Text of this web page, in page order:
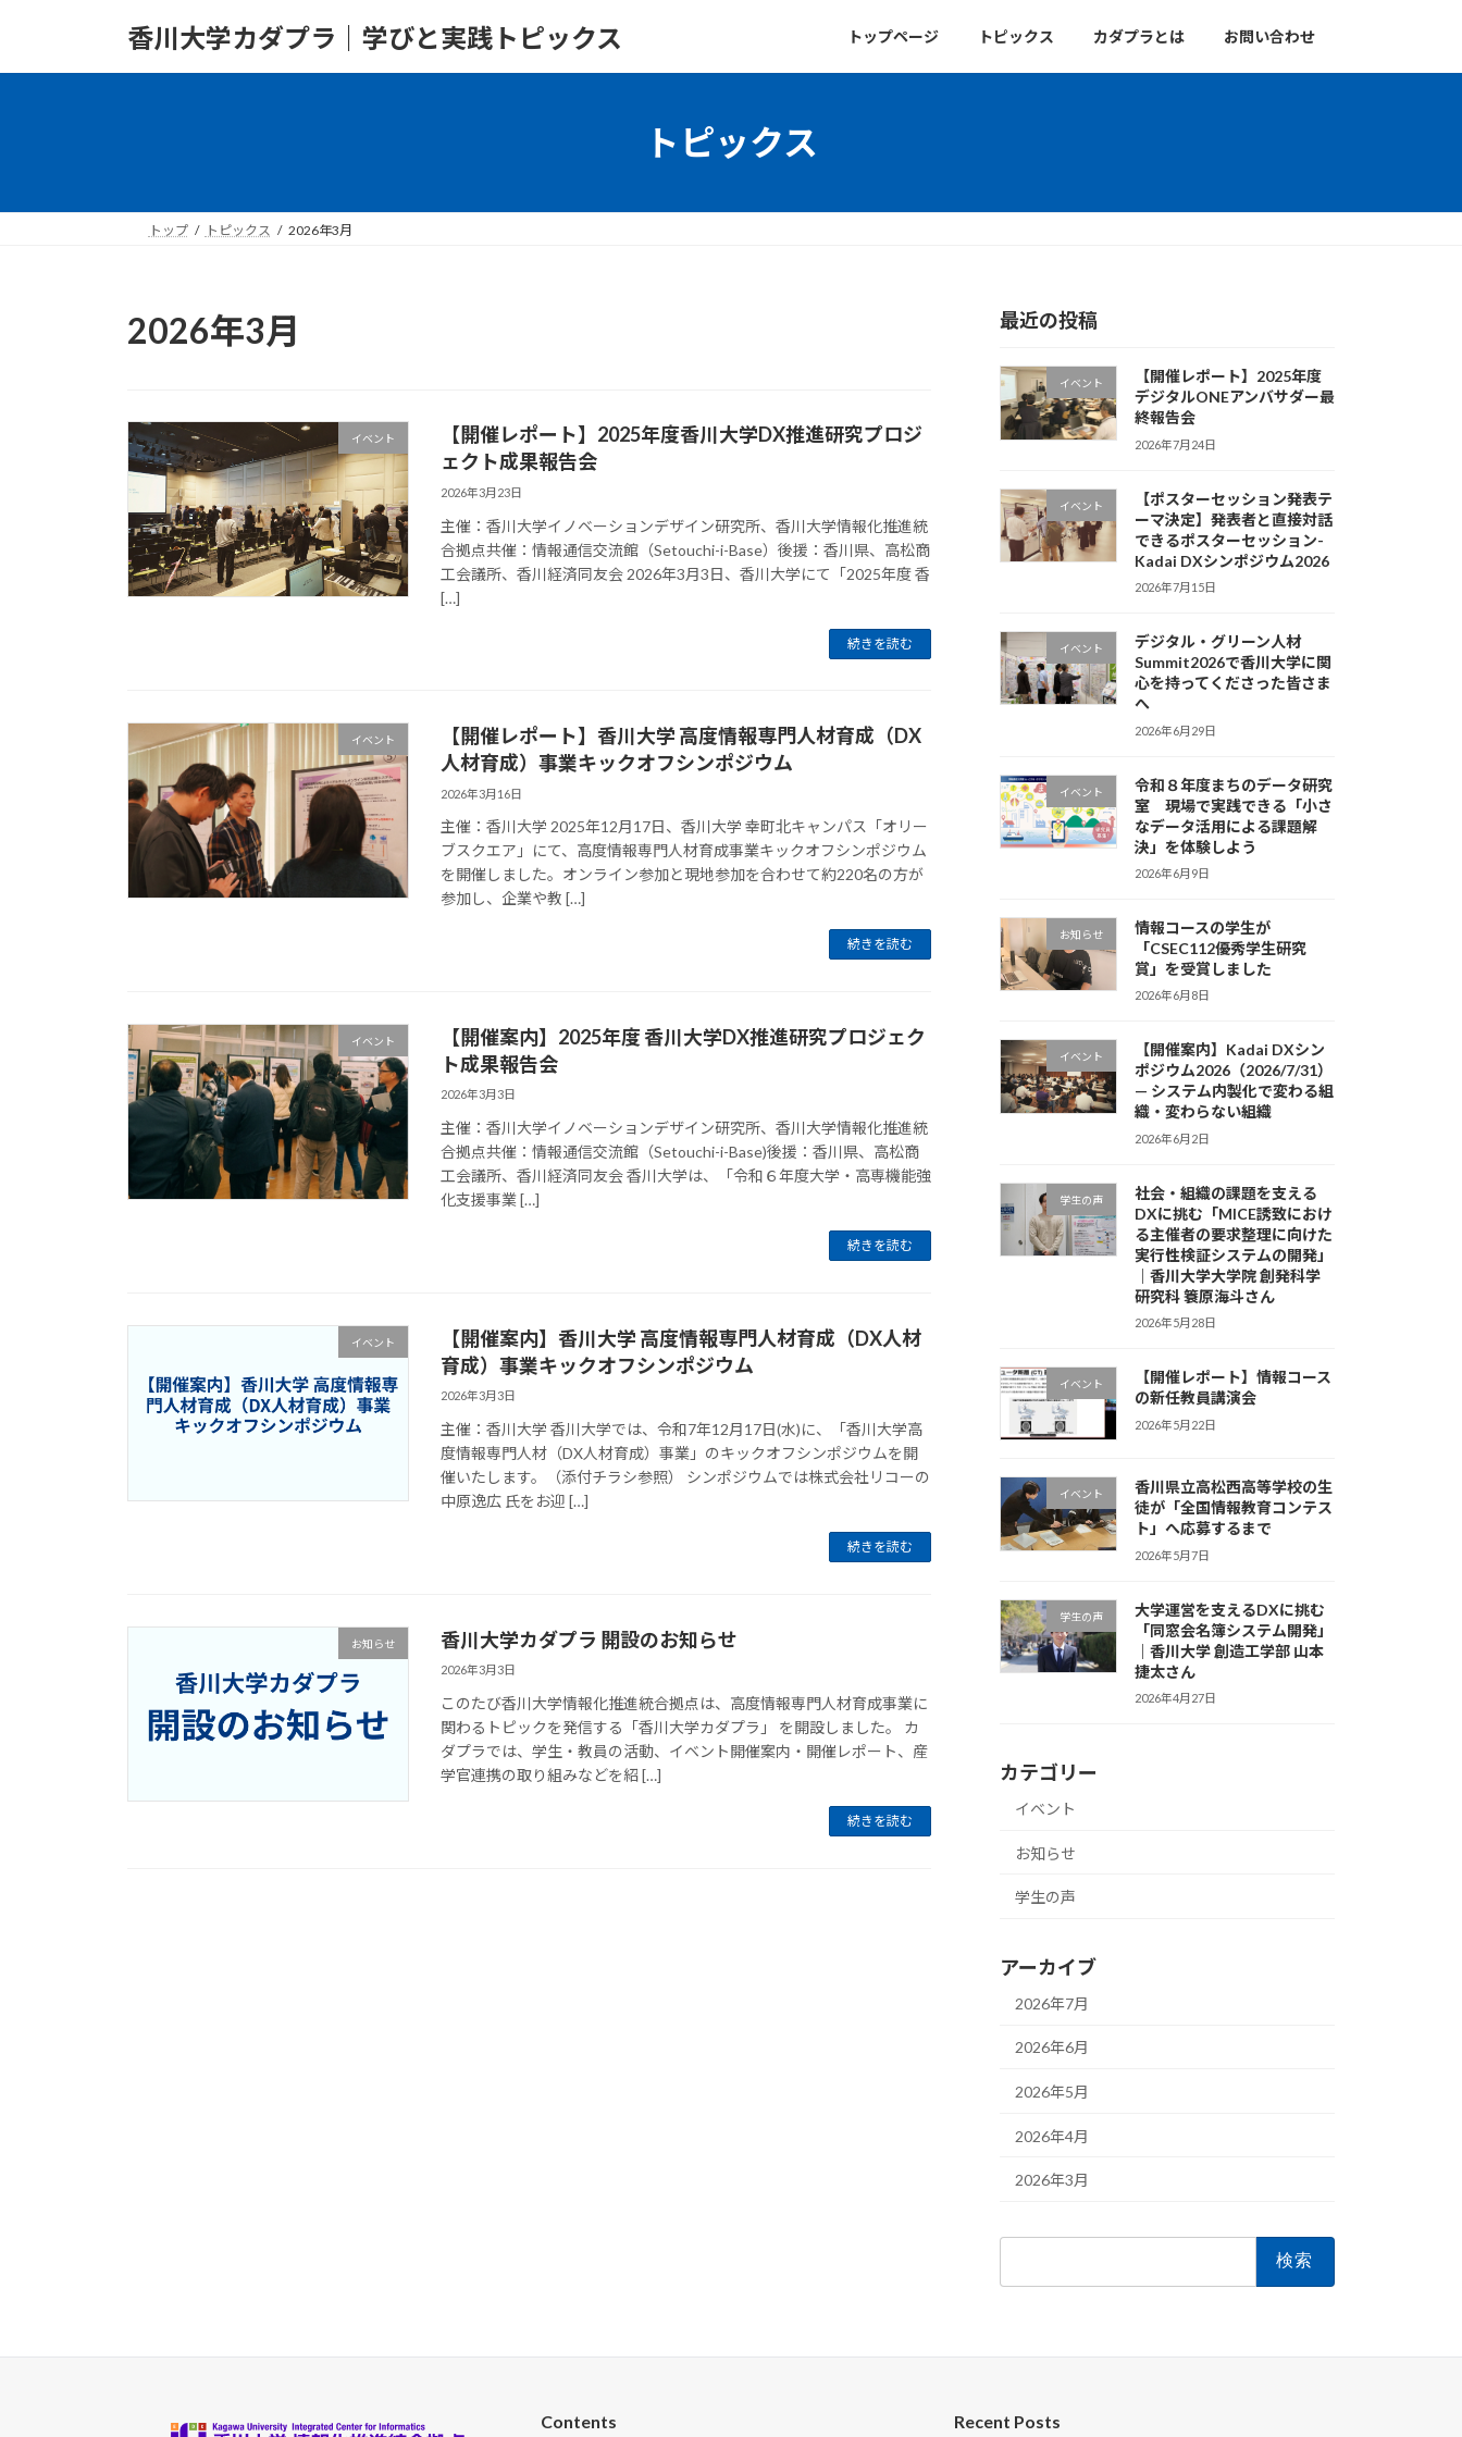
香川大学カダプラ｜学びと実践トピックス トップページ トピックス カダプラとは お問い合わせ
トピックス
トップ トピックス 2026年3月
2026年3月
イベント
【開催レポート】2025年度香川大学DX推進研究プロジ
ェクト成果報告会
2026年3月23日
主催：香川大学イノベーションデザイン研究所、香川大学情報化推進統
合拠点共催：情報通信交流館（Setouchi-i-Base）後援：香川県、高松商
工会議所、香川経済同友会 2026年3月3日、香川大学にて「2025年度 香
[…]
続きを読む
イベント
【開催レポート】香川大学 高度情報専門人材育成（DX
人材育成）事業キックオフシンポジウム
2026年3月16日
主催：香川大学 2025年12月17日、香川大学 幸町北キャンパス「オリー
ブスクエア」にて、高度情報専門人材育成事業キックオフシンポジウム
を開催しました。オンライン参加と現地参加を合わせて約220名の方が
参加し、企業や教 […]
続きを読む
イベント
【開催案内】2025年度 香川大学DX推進研究プロジェク
ト成果報告会
2026年3月3日
主催：香川大学イノベーションデザイン研究所、香川大学情報化推進統
合拠点共催：情報通信交流館（Setouchi-i-Base)後援：香川県、高松商
工会議所、香川経済同友会 香川大学は、「令和６年度大学・高専機能強
化支援事業 […]
続きを読む
イベント
【開催案内】香川大学 高度情報専門人材育成（DX人材
育成）事業キックオフシンポジウム
2026年3月3日
主催：香川大学 香川大学では、令和7年12月17日(水)に、「香川大学高
度情報専門人材（DX人材育成）事業」のキックオフシンポジウムを開
催いたします。（添付チラシ参照） シンポジウムでは株式会社リコーの
中原逸広 氏をお迎 […]
続きを読む
お知らせ 香川大学カダプラ 開設のお知らせ
2026年3月3日
このたび香川大学情報化推進統合拠点は、高度情報専門人材育成事業に
関わるトピックを発信する「香川大学カダプラ」 を開設しました。 カ
ダプラでは、学生・教員の活動、イベント開催案内・開催レポート、産
学官連携の取り組みなどを紹 […]
続きを読む
最近の投稿
イベント
【開催レポート】2025年度
デジタルONEアンバサダー最
終報告会
2026年7月24日
イベント
【ポスターセッション発表テ
ーマ決定】発表者と直接対話
できるポスターセッション-
Kadai DXシンポジウム2026
2026年7月15日
イベント
デジタル・グリーン人材
Summit2026で香川大学に関
心を持ってくださった皆さま
へ
2026年6月29日
イベント
令和８年度まちのデータ研究
室 現場で実践できる「小さ
なデータ活用による課題解
決」を体験しよう
2026年6月9日
お知らせ
情報コースの学生が
「CSEC112優秀学生研究
賞」を受賞しました
2026年6月8日
イベント
【開催案内】Kadai DXシン
ポジウム2026（2026/7/31）
— システム内製化で変わる組
織・変わらない組織
2026年6月2日
学生の声
社会・組織の課題を支える
DXに挑む「MICE誘致におけ
る主催者の要求整理に向けた
実行性検証システムの開発」
｜香川大学大学院 創発科学
研究科 簑原海斗さん
2026年5月28日
イベント
【開催レポート】情報コース
の新任教員講演会
2026年5月22日
イベント
香川県立高松西高等学校の生
徒が「全国情報教育コンテス
ト」へ応募するまで
2026年5月7日
学生の声
大学運営を支えるDXに挑む
「同窓会名簿システム開発」
｜香川大学 創造工学部 山本
捷太さん
2026年4月27日
カテゴリー
イベント
お知らせ
学生の声
アーカイブ
2026年7月
2026年6月
2026年5月
2026年4月
2026年3月
Contents Recent Posts